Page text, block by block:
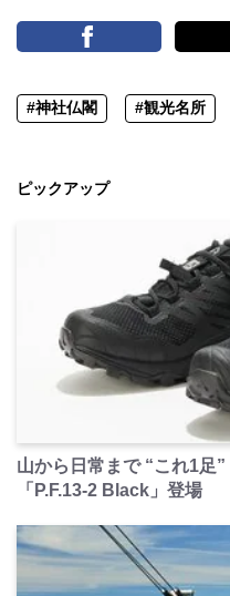
#神社仏閣 #観光名所
ピックアップ
山から日常まで “これ1足
「P.F.13-2 Black」登場